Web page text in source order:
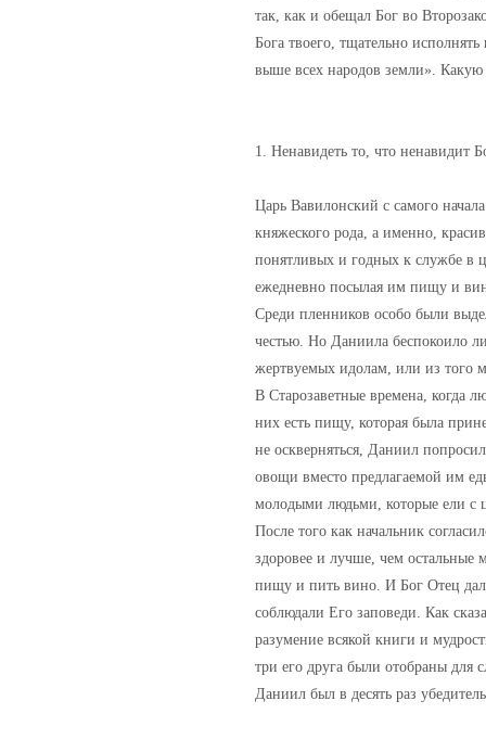
так, как и обещал Бог во
Бога твоего, тщательно
выше всех народов земли».
1. Ненавидеть то, что ненавидит
Царь Вавилонский с самого
княжеского рода, а именно,
понятливых и годных к службе в
ежедневно посылая им пищу и
Среди пленников особо были
честью. Но Даниила беспокоило
жертвуемых идолам, или из того
В Старозаветные времена, когда
них есть пищу, которая была
не оскверняться, Даниил
овощи вместо предлагаемой им
молодыми людьми, которые ели с
После того как начальник
здоровее и лучше, чем остальные
пищу и пить вино. И Бог Отец дал
соблюдали Его заповеди. Как
разумение всякой книги и
три его друга были отобраны для
Даниил был в десять раз